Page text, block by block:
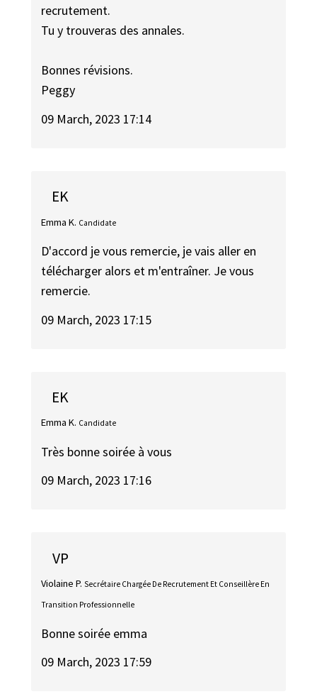
recrutement.
Tu y trouveras des annales.
Bonnes révisions.
Peggy
09 March, 2023 17:14
EK
Emma K. Candidate
D'accord je vous remercie, je vais aller en
télécharger alors et m'entraîner. Je vous
remercie.
09 March, 2023 17:15
EK
Emma K. Candidate
Très bonne soirée à vous
09 March, 2023 17:16
VP
Violaine P. Secrétaire Chargée De Recrutement Et Conseillère En
Transition Professionnelle
Bonne soirée emma
09 March, 2023 17:59